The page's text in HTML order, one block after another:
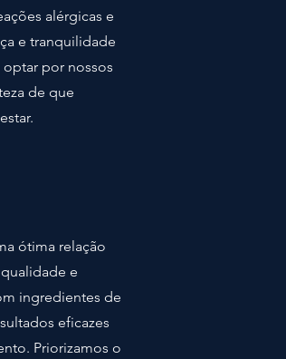
alérgicas e
e tranquilidade
por nossos
de que
ótima relação
e
ingredientes de
eficazes
Priorizamos o